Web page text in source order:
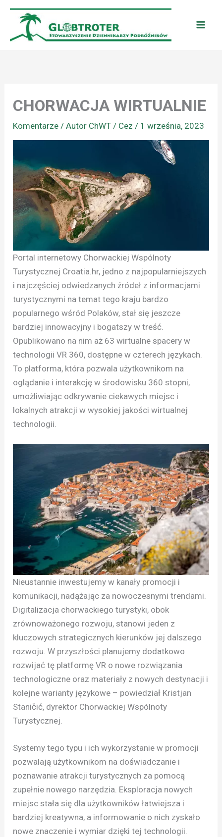
Przejdź
treści
CHORWACJA WIRTUALNIE
Komentarze / Autor ChWT / Cez/ 1 września, 2023
Portal internetowy Chorwackiej Wspólnoty
Turystycznej Croatia.hr, jedno z najpopularniejszych
i najczęściej odwiedzanych źródeł z informacjami
turystycznymi na temat tego kraju bardzo
popularnego wśród Polaków, stał się jeszcze
bardziej innowacyjny i bogatszy w treść.
Opublikowano na nim aż 63 wirtualne spacery w
technologii VR 360, dostępne w czterech językach.
To platforma, która pozwala użytkownikom na
oglądanie i interakcję w środowisku 360 stopni,
umożliwiając odkrywanie ciekawych miejsc i
lokalnych atrakcji w wysokiej jakości wirtualnej
technologii.
Nieustannie inwestujemy w kanały promocji i
komunikacji, nadążając za nowoczesnymi trendami.
Digitalizacja chorwackiego turystyki, obok
zrównoważonego rozwoju, stanowi jeden z
kluczowych strategicznych kierunków jej dalszego
rozwoju. W przyszłości planujemy dodatkowo
rozwijać tę platformę VR o nowe rozwiązania
technologiczne oraz materiały z nowych destynacji i
kolejne warianty językowe – powiedział Kristjan
Staničić, dyrektor Chorwackiej Wspólnoty
Turystycznej.
Systemy tego typu i ich wykorzystanie w promocji
pozwalają użytkownikom na doświadczanie i
poznawanie atrakcji turystycznych za pomocą
zupełnie nowego narzędzia. Eksploracja nowych
miejsc stała się dla użytkowników łatwiejsza i
bardziej kreatywna, a informowanie o nich zyskało
nowe znaczenie i wymiar dzięki tej technologii.